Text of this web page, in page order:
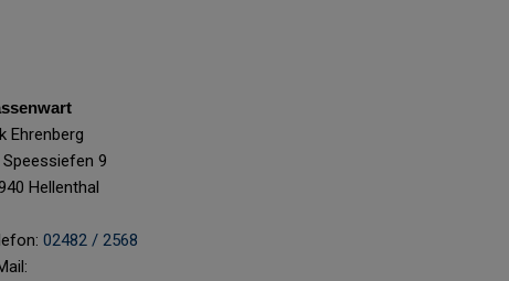
Ehrenberg
Speessiefen 9
Hellenthal
02482 / 2568